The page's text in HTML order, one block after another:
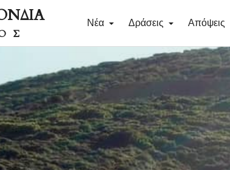
Νέα Δράσεις Απόψεις